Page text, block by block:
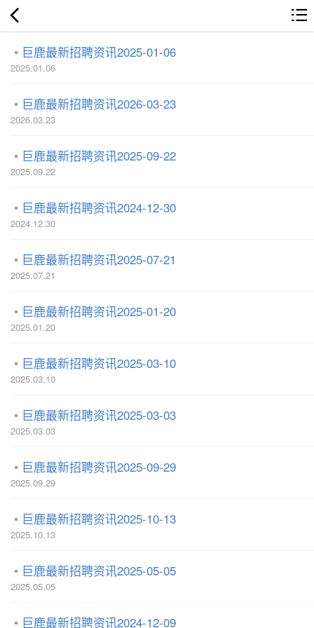
巨鹿最新招聘资讯2025-01-06
2025.01.06
巨鹿最新招聘资讯2026-03-23
2026.03.23
巨鹿最新招聘资讯2025-09-22
2025.09.22
巨鹿最新招聘资讯2024-12-30
2024.12.30
巨鹿最新招聘资讯2025-07-21
2025.07.21
巨鹿最新招聘资讯2025-01-20
2025.01.20
巨鹿最新招聘资讯2025-03-10
2025.03.10
巨鹿最新招聘资讯2025-03-03
2025.03.03
巨鹿最新招聘资讯2025-09-29
2025.09.29
巨鹿最新招聘资讯2025-10-13
2025.10.13
巨鹿最新招聘资讯2025-05-05
2025.05.05
巨鹿最新招聘资讯2024-12-09